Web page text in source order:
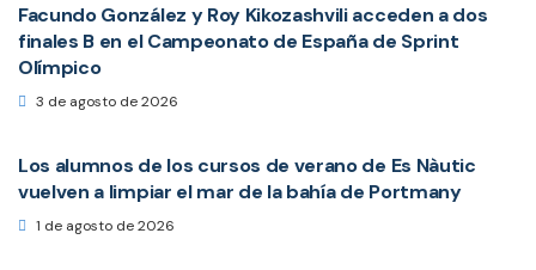
Facundo González y Roy Kikozashvili acceden a dos
finales B en el Campeonato de España de Sprint
Olímpico
3 de agosto de 2026
Los alumnos de los cursos de verano de Es Nàutic
vuelven a limpiar el mar de la bahía de Portmany
1 de agosto de 2026